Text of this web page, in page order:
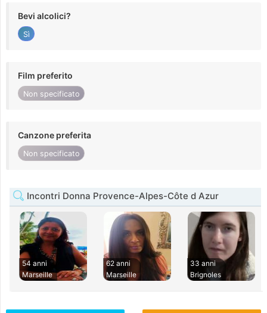
Bevi alcolici?
Sì
Film preferito
Non specificato
Canzone preferita
Non specificato
Incontri Donna Provence-Alpes-Côte d Azur
54 anni
Marseille
62 anni
Marseille
33 anni
Brignoles